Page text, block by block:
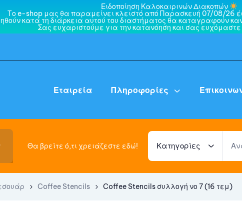
Ειδοποίηση Καλοκαιρινών Διακοπών
Το e-shop μας θα παραμείνει κλειστό από Παρασκευή 07/08/26
κατά τη διάρκεια αυτού του διαστήματος θα καταγραφούν
Σας ευχαριστούμε για την κατανόηση και σας
Εταιρεία Πληροφορίες
Θα βρείτε ό,τι χρειάζεστε εδώ! Κατηγορίες
Coffee Stencils Coffee Stencils συλλογή νο 7 (16 τεμ)